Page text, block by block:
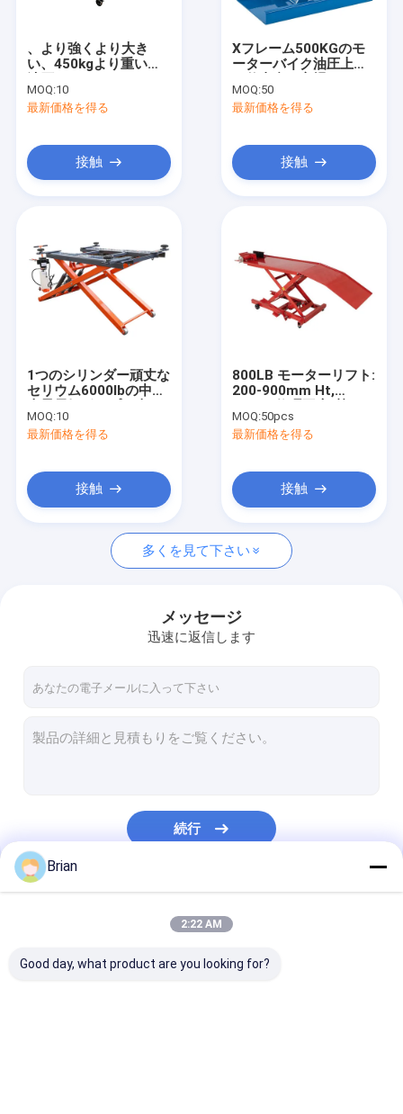
ビデオ
私たちについて
品質管理
お問い合わせ
ニュース
見積もりを依頼する
液体 取っ 上げ 器
グリースオイルポンプ
オートバイリフトとスタンド
自動車クリーパーの座席
オート ワイルド ドリーズ と リフト
、より強くより大き
い、450kgより重い、
の上昇テーブル
MOQ:10
最新価格を得る
接触
Xフレーム500KGのモ
ーターバイク油圧上昇
MOQ:50
最新価格を得る
接触
1つのシリンダー頑丈な
セリウム6000lbの中間
上昇を切る
MOQ:10
最新価格を得る
接触
800LB モーターリフト:
200-900mm Ht,
者/レースのための容量
MOQ:50pcs
最新価格を得る
接触
多くを見て下さい
メッセージ
迅速に返信します
続行
Brian
2:22 AM
Good day, what product are you looking for?